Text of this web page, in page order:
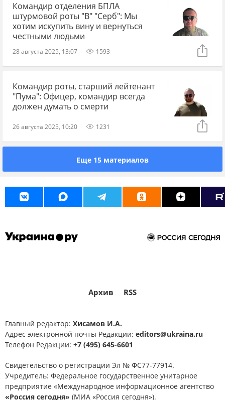
Командир отделения БПЛА
штурмовой роты "В" "Серб": Мы
хотим искупить вину и вернуться
честными людьми
28 августа 2025, 13:07 1593
Командир роты, старший лейтенант
"Пума": Офицер, командир всегда
должен думать о смерти
26 августа 2025, 10:20 1231
Еще 15 материалов
Архив RSS
Главный редактор: Хисамов И.А.
Адрес электронной почты Редакции: editors@ukraina.ru
Телефон Редакции: +7 (495) 645-6601
Свидетельство о регистрации Эл № ФС77-77914.
Учредитель: Федеральное государственное унитарное
предприятие «Международное информационное агентство
«Россия сегодня» (МИА «Россия сегодня»).